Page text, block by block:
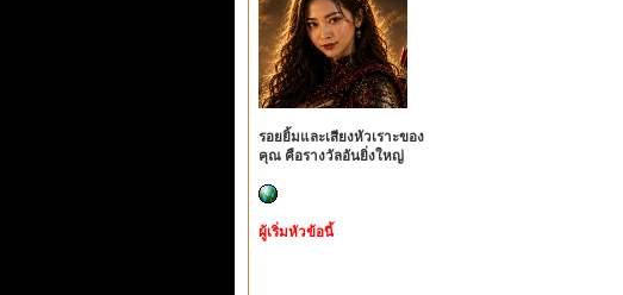
รอยยิ้มและเสียงหัวเราะของ
คุณ คือรางวัลอันยิ่งใหญ่
ผู้เริ่มหัวข้อนี้